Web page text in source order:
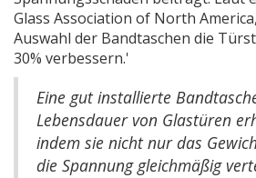
Glass Association of North
Auswahl der Bandtaschen die
30% verbessern.'
Eine gut installierte
Lebensdauer von Glastüren
indem sie nicht nur das
die Spannung gleichmäßig